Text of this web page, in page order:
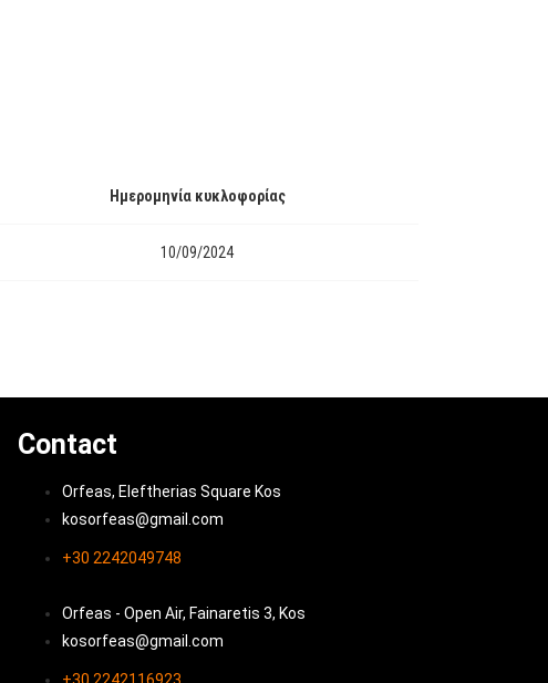
Ημερομηνία κυκλοφορίας
10/09/2024
Contact
Orfeas, Eleftherias Square Kos
kosorfeas@gmail.com
+30 2242049748
Orfeas - Open Air, Fainaretis 3, Kos
kosorfeas@gmail.com
+30 2242116923